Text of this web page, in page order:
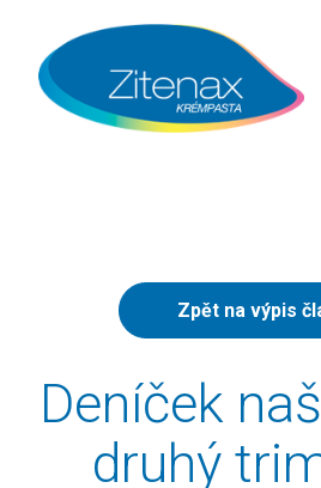
Zpět na výpis
Deníček
druhý